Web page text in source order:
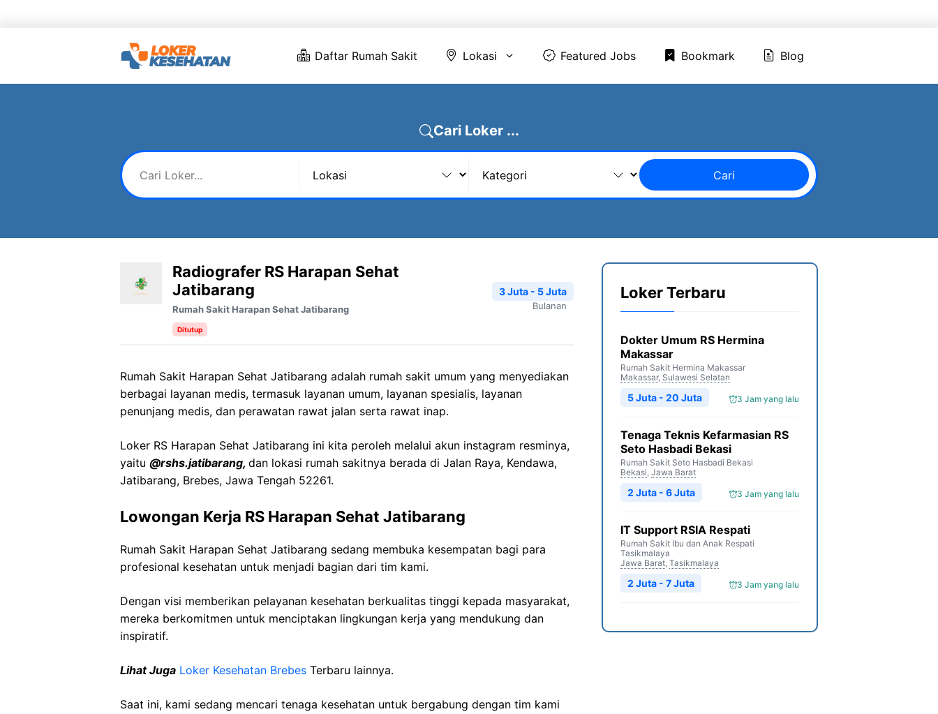
Daftar Rumah Sakit Lokasi Featured Jobs Bookmark Blog
Cari Loker ...
Cari
Radiografer RS Harapan Sehat
Jatibarang
Rumah Sakit Harapan Sehat Jatibarang
Ditutup
3 Juta - 5 Juta
Bulanan
Rumah Sakit Harapan Sehat Jatibarang adalah rumah sakit umum yang menyediakan
berbagai layanan medis, termasuk layanan umum, layanan spesialis, layanan
penunjang medis, dan perawatan rawat jalan serta rawat inap.
Loker RS Harapan Sehat Jatibarang ini kita peroleh melalui akun instagram resminya,
yaitu @rshs.jatibarang, dan lokasi rumah sakitnya berada di Jalan Raya, Kendawa,
Jatibarang, Brebes, Jawa Tengah 52261.
Lowongan Kerja RS Harapan Sehat Jatibarang
Rumah Sakit Harapan Sehat Jatibarang sedang membuka kesempatan bagi para
profesional kesehatan untuk menjadi bagian dari tim kami.
Dengan visi memberikan pelayanan kesehatan berkualitas tinggi kepada masyarakat,
mereka berkomitmen untuk menciptakan lingkungan kerja yang mendukung dan
inspiratif.
Lihat Juga Loker Kesehatan Brebes Terbaru lainnya.
Saat ini, kami sedang mencari tenaga kesehatan untuk bergabung dengan tim kami
Loker Terbaru
Dokter Umum RS Hermina
Makassar
Rumah Sakit Hermina Makassar
Makassar, Sulawesi Selatan
3 Jam yang lalu
5 Juta - 20 Juta
Tenaga Teknis Kefarmasian RS
Seto Hasbadi Bekasi
Rumah Sakit Seto Hasbadi Bekasi
Bekasi, Jawa Barat
3 Jam yang lalu
2 Juta - 6 Juta
IT Support RSIA Respati
Rumah Sakit Ibu dan Anak Respati
Tasikmalaya
Jawa Barat, Tasikmalaya
3 Jam yang lalu
2 Juta - 7 Juta